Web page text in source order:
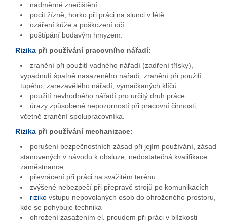
nadměrné znečištění
pocit žízně, horko při práci na slunci v létě
ozáření kůže a poškození očí
poštípání bodavým hmyzem.
Rizika při používání pracovního nářadí:
zranění při použití vadného nářadí (zadření třísky),
vypadnutí špatně nasazeného nářadí, zranění při použití
tupého, zarezavělého nářadí, vymačkaných klíčů
použití nevhodného nářadí pro určitý druh práce
úrazy způsobené nepozorností při pracovní činnosti,
včetně zranění spolupracovníka.
Rizika při používání mechanizace:
porušení bezpečnostních zásad při jejím používání, zásad
stanovených v návodu k obsluze, nedostatečná kvalifikace
zaměstnance
převrácení při práci na svažitém terénu
zvýšené nebezpečí při přepravě strojů po komunikacích
riziko vstupu nepovolaných osob do ohroženého prostoru,
kde se pohybuje technika
ohrožení zasažením el. proudem při práci v blízkosti